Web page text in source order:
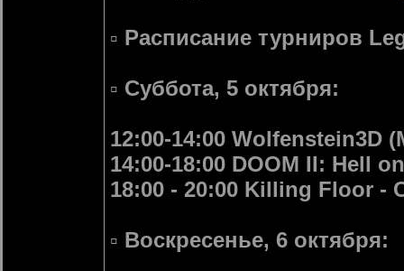
▫️ Расписание турниров
▫️ Суббота, 5 октября:
12:00-14:00 Wolfenstein3D
14:00-18:00 DOOM II: Hell
18:00 - 20:00 Killing Floor -
▫️ Воскресенье, 6 октября: